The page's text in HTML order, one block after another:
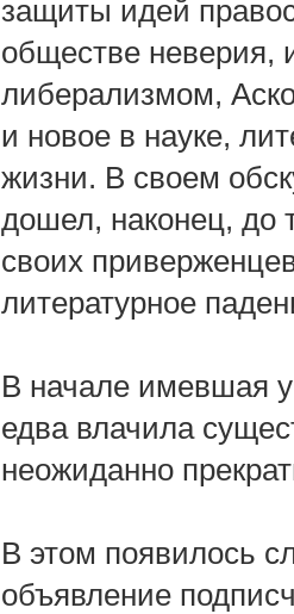
защиты идей
обществе неверия,
либерализмом,
и новое в науке,
жизни. В своем
дошел, наконец, до
своих
литературное
В начале имевшая
едва влачила
неожиданно
В этом появилось
объявление